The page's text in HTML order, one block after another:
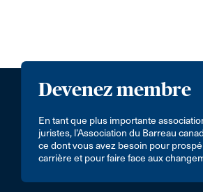
Devenez membre
En tant que plus importante
juristes, l’Association du Barreau
ce dont vous avez besoin pour
carrière et pour faire face aux